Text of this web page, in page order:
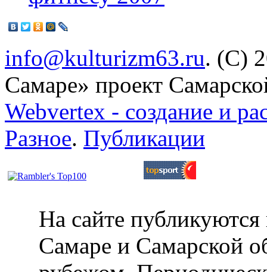
info@kulturizm63.ru. (C)
Самаре» проект
Webvertex - создание и
Разное. Публикации
На сайте публикуются
Самаре и Самарской